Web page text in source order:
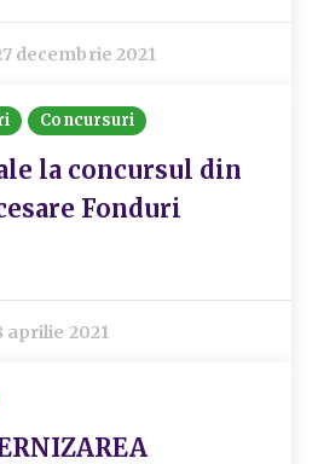
decembrie 2021
Concursuri
la concursul din
Fonduri
aprilie 2021